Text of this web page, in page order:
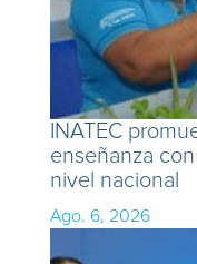
INATEC
enseñanza
nivel nacional
Ago. 6, 2026